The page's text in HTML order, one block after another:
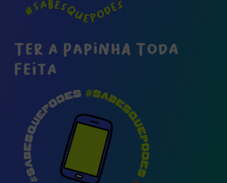
TER A PAPINHA TODA
FEITA